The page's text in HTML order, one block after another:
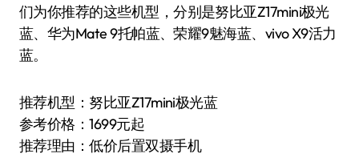
们为你推荐的这些机型，分别是努比亚Z17mini极光
蓝、华为Mate 9托帕蓝、荣耀9魅海蓝、vivo X9活力
蓝。
推荐机型：努比亚Z17mini极光蓝
参考价格：1699元起
推荐理由：低价后置双摄手机